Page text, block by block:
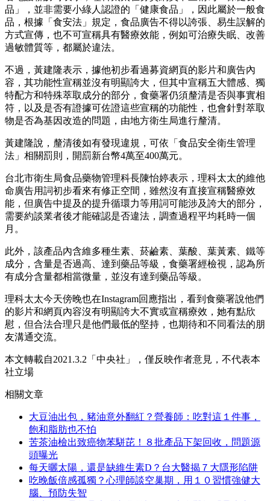
品」，並非需要小綠人認證的「健康食品」，因此屬於一般食
品，根據「食安法」規定，食品廣告不得以誇張、易生誤解的
方式宣傳，也不可宣稱具有醫療效能，例如可治療失眠、改善
過敏體質等，都屬於違法。
不過，黃建隆表示，據他初步看過募資網頁的影片和廣告內
容，其功能性宣稱並沒有明顯誇大，但其中宣稱五大體感、獨
特配方和特殊萃取成分的部分，食藥署仍須釐清是否與事實相
符，以及是否有證據可佐證這些宣稱的功能性，也會針對萃取
物是否為基因改造的問題，由地方衛生局進行釐清。
黃建隆說，釐清後如有發現違規，可依「食品安全衛生管理
法」相關罰則，開罰新台幣4萬至400萬元。
台北市衛生局食品藥物管理科長陳怡婷表示，理科太太的維他
命廣告用詞初步看來有修正空間，雖然沒有直接宣稱醫療效
能，但廣告中提及的提升循環力等用詞可能涉及誇大的部分，
需要約談業者後才能確認是否違法，調查過程平均耗時一個
月。
此外，該產品內含維多種生素、菸鹼素、葉酸、葉黃素、鐵等
成分，含量是否過高、達到藥品等級，食藥署經檢視，認為所
有成分含量都相當微量，並沒有達到藥品等級。
理科太太今天傍晚也在Instagram回應指出，看到食藥署說他們
的影片和網頁內容沒有明顯誇大不實或宣稱療效，她有點欣
慰，但合法合理只是他們最低的堅持，也期待和不同看法的朋
友溝通交流。
本文轉載自2021.3.2「中央社」，僅反映作者意見，不代表本
社立場
相關文章
大豆油出包，豬油意外翻紅？營養師：吃對這１件事，
飽和脂肪也不怕
苦茶油檢出致癌物苯駢芘！８批產品下架回收，問題源
頭曝光
每天曬太陽，還是缺維生素D？台大醫揭７大隱形陷阱
吃晚飯倍感孤獨？心理師談空巢期，用１０習慣強健大
腦、預防失智